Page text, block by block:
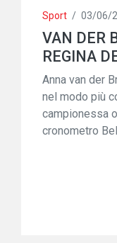
Sport / 03/06/
VAN DER
REGINA
Anna van der
nel modo più
campionessa
cronometro